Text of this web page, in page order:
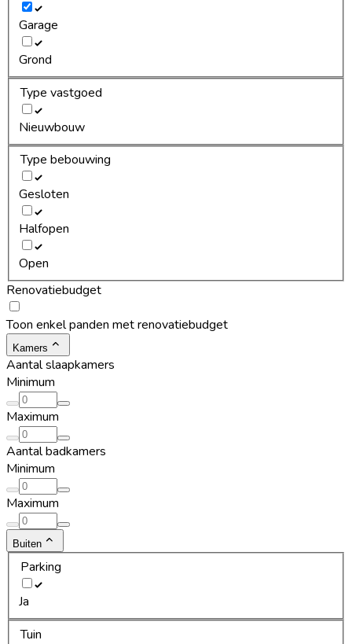
Garage
Grond
Type vastgoed
Nieuwbouw
Type bebouwing
Gesloten
Halfopen
Open
Renovatiebudget
Toon enkel panden met renovatiebudget
Kamers
Aantal slaapkamers
Minimum
Maximum
Aantal badkamers
Minimum
Maximum
Buiten
Parking
Ja
Tuin